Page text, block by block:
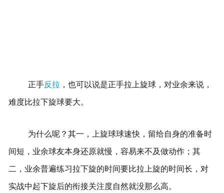
正手反拉 ，也可以说是正手拉上旋球，对业余来说，
难度比拉下旋球要大。
为什么呢？其一，上旋球球速快，留给自身的准备时
间短，业余球友本身还原就慢，容易来不及做动作；其
二，业余普遍练习拉下旋的时间要比拉上旋的时间长，对
实战中起下旋后的衔接关注度自然就没那么高。